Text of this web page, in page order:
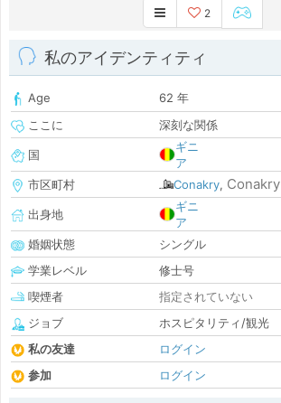
2
私のアイデンティティ
Age
62 年
ここに
深刻な関係
国
ギニ
ア
市区町村
Conakry, Conakry
出身地
ギニ
ア
婚姻状態
シングル
学業レベル
修士号
喫煙者
指定されていない
ジョブ
ホスピタリティ/観光
私の友達
ログイン
参加
ログイン